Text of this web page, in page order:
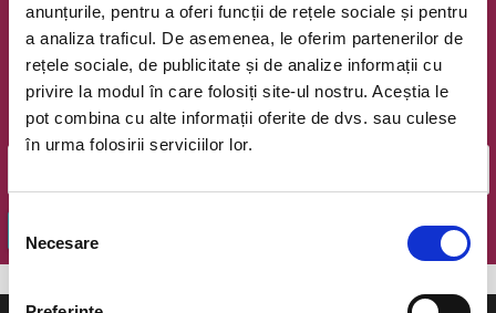
anunțurile, pentru a oferi funcții de rețele sociale și pentru
a analiza traficul. De asemenea, le oferim partenerilor de
rețele sociale, de publicitate și de analize informații cu
privire la modul în care folosiți site-ul nostru. Aceștia le
pot combina cu alte informații oferite de dvs. sau culese
în urma folosirii serviciilor lor.
consimțământului
Necesare
Newsletter @ Bilete.ro
Oferte exclusive si o editie saptamanala cu cele mai noi
evenimente.
Email